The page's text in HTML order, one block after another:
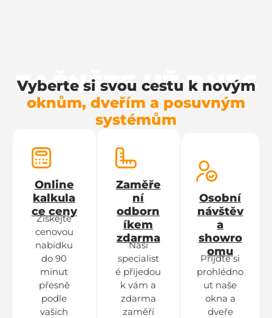
ZAČNĚTE UŽ DNES
Vyberte si svou cestu k novým
oknům, dveřím a posuvným
systémům
Online
kalkula
ce ceny
Získejte
cenovou
nabídku
do 90
minut
přesně
podle
vašich
Zaměře
ní
odborn
íkem
zdarma
Naši
specialist
é přijedou
k vám a
zdarma
zaměří
Osobní
návštěv
a
showro
omu
Přijďte si
prohlédno
ut naše
okna a
dveře